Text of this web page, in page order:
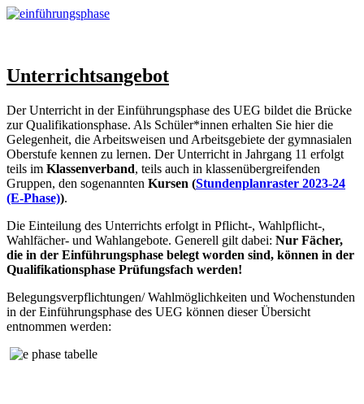
Unterrichtsangebot
Der Unterricht in der Einführungsphase des UEG bildet die Brücke
zur Qualifikationsphase. Als Schüler*innen erhalten Sie hier die
Gelegenheit, die Arbeitsweisen und Arbeitsgebiete der gymnasialen
Oberstufe kennen zu lernen. Der Unterricht in Jahrgang 11 erfolgt
teils im Klassenverband, teils auch in klassenübergreifenden
Gruppen, den sogenannten Kursen (Stundenplanraster 2023-24
(E-Phase)).
Die Einteilung des Unterrichts erfolgt in Pflicht-, Wahlpflicht-,
Wahlfächer- und Wahlangebote. Generell gilt dabei: Nur Fächer,
die in der Einführungsphase belegt worden sind, können in der
Qualifikationsphase Prüfungsfach werden!
Belegungsverpflichtungen/ Wahlmöglichkeiten und Wochenstunden
in der Einführungsphase des UEG können dieser Übersicht
entnommen werden: